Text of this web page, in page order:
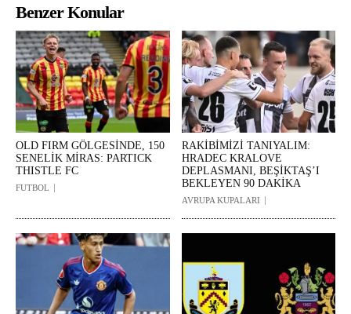
Benzer Konular
OLD FIRM GÖLGESİNDE, 150
SENELİK MİRAS: PARTICK
THISTLE FC
FUTBOL
RAKİBİMİZİ TANIYALIM:
HRADEC KRALOVE
DEPLASMANI, BEŞİKTAŞ’I
BEKLEYEN 90 DAKİKA
AVRUPA KUPALARI